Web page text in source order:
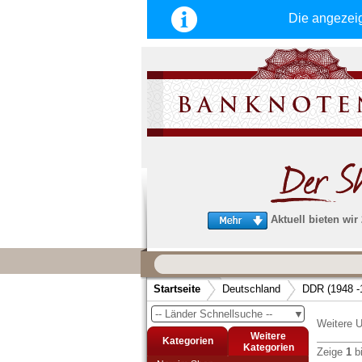
Die
Aktuell bieten wir
schnellen, sicheren und
Service
Schneller und sicherer Versand-
Bestellungen werktags bis 14:00 Uhr,
noch am selben Tag verschickt
(Versand mit DHL oder Deutsche Post)
Startseite Deutschland DDR (1948
▼
-- Länder Schnellsuche --
Kategorien
Weitere
Kategorien
Weitere
Zeige 1